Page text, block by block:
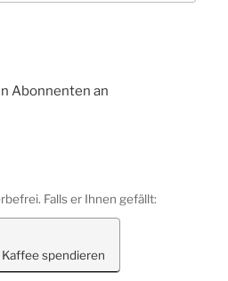
Abonnenten an
Falls er Ihnen gefällt:
Kaffee spendieren